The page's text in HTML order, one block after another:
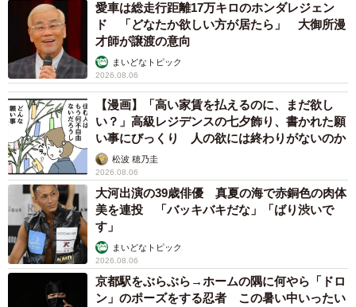
愛車は総走行距離17万キロのホンダレジェン
ド 「どなたか欲しい方が居たら」 大御所漫
才師が譲渡の意向
まいどなトピック
2026.08.06
【漫画】「高い家賃を払えるのに、まだ欲し
い？」高級レジデンスの七夕飾り、書かれた願
い事にびっくり 人の欲には終わりがないのか
松波 穂乃圭
2026.08.06
大河出演の39歳俳優 真夏の海で赤銅色の肉体
美を連投 「バッキバキだな」「ばり渋いで
す」
まいどなトピック
2026.08.06
京都駅をぶらぶら→ホームの隅に何やら「ドロ
ン」のポーズをする忍者 この暑い中いったい